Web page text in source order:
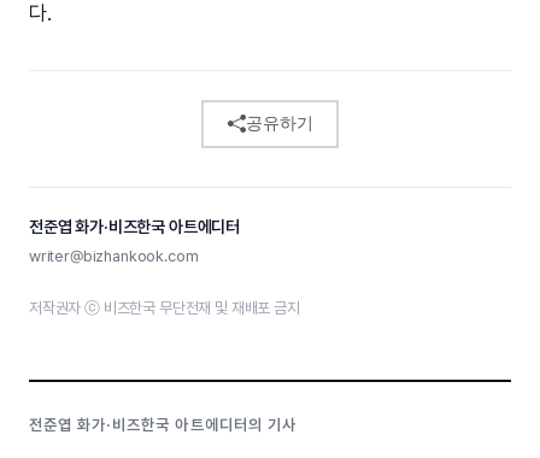
다.
공유하기
전준엽 화가·비즈한국 아트에디터
writer@bizhankook.com
저작권자 ⓒ 비즈한국 무단전재 및 재배포 금지
전준엽 화가·비즈한국 아트에디터의 기사